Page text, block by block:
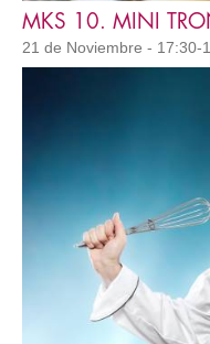
MKS 10. MINI
21 de Noviembre - 17:30-